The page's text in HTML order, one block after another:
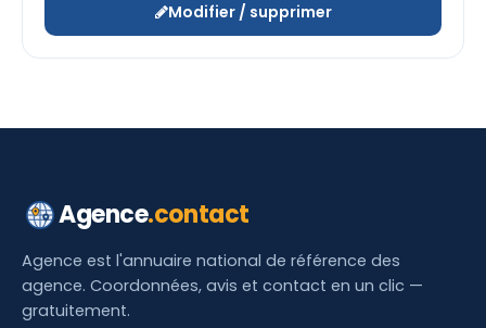
Modifier / supprimer
Agence.contact
Agence est l'annuaire national de référence des
agence. Coordonnées, avis et contact en un clic —
gratuitement.